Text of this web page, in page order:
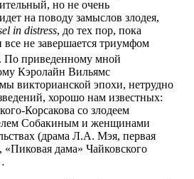
но не очень
на поводу замыслов злодея,
in distress, до тех пор, пока
все не завершается триумфом
. По приведенному мной
Кэролайн Вильямс
викторианской эпохи, нетрудно
хорошо нам известных:
Корсакова со злодеем
Собакиным и женщинами
(драма Л.А. Мэя, первая
дама» Чайковского